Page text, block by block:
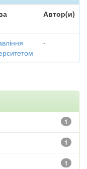
Автор(и)
-
1
1
1